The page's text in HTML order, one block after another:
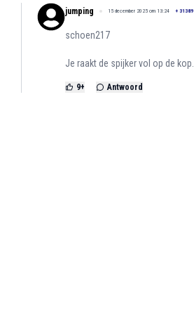
jumping 15 december 2025 om 13:24 + 31389
schoen217
Je raakt de spijker vol op de kop.
9+ Antwoord